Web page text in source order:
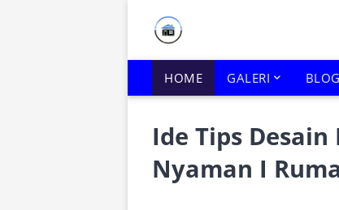
HOME GALERI BLOG
Ide Tips
Nyaman I